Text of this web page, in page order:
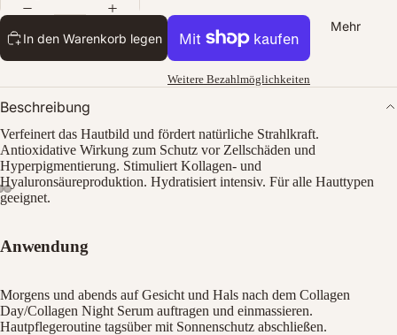
Mehr
im
Vollbildmodus
im
Vollbildmodus
im
Vollbildmodus
In den Warenkorb legen
Weitere Bezahlmöglichkeiten
Beschreibung
Verfeinert das Hautbild und fördert natürliche Strahlkraft.
Antioxidative Wirkung zum Schutz vor Zellschäden und
Hyperpigmentierung. Stimuliert Kollagen- und
Hyaluronsäureproduktion. Hydratisiert intensiv. Für alle Hauttypen
geeignet.
Anwendung
Morgens und abends auf Gesicht und Hals nach dem Collagen
Day/Collagen Night Serum auftragen und einmassieren.
Hautpflegeroutine tagsüber mit Sonnenschutz abschließen.